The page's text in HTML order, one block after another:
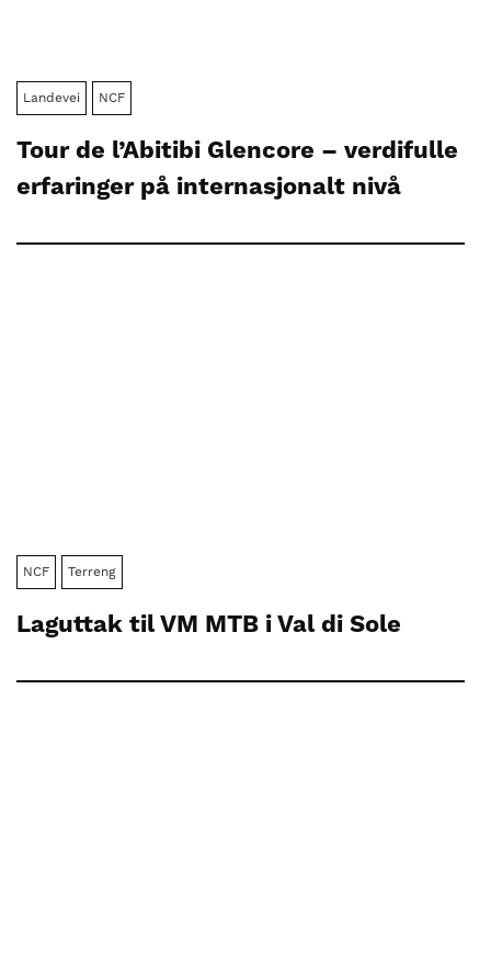
Landevei NCF
Tour de l’Abitibi Glencore – verdifulle
erfaringer på internasjonalt nivå
NCF Terreng
Laguttak til VM MTB i Val di Sole